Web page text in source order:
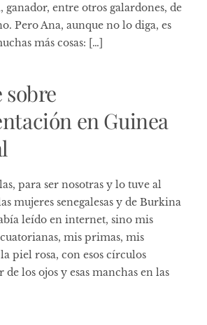
ganador, entre otros galardones, de
Pero Ana, aunque no lo diga, es
más cosas: […]
sobre
en Guinea
para ser nosotras y lo tuve al
mujeres senegalesas y de Burkina
leído en internet, sino mis
mis primas, mis
piel rosa, con esos círculos
los ojos y esas manchas en las